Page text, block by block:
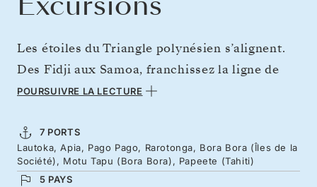
Les étoiles du Triangle polynésien s’alignent.
Des Fidji aux Samoa, franchissez la ligne de
changement de date et gagnez une journée
Samoa américaines et les paysages luxuriants
du mont Rainmaker. Poursuivez ensuite vers
les lointaines îles Cook et leur intérieur
POURSUIVRE LA LECTURE
7 PORTS
Lautoka, Apia, Pago Pago, Rarotonga, Bora Bora (Îles de la
Société), Motu Tapu (Bora Bora), Papeete (Tahiti)
5 PAYS